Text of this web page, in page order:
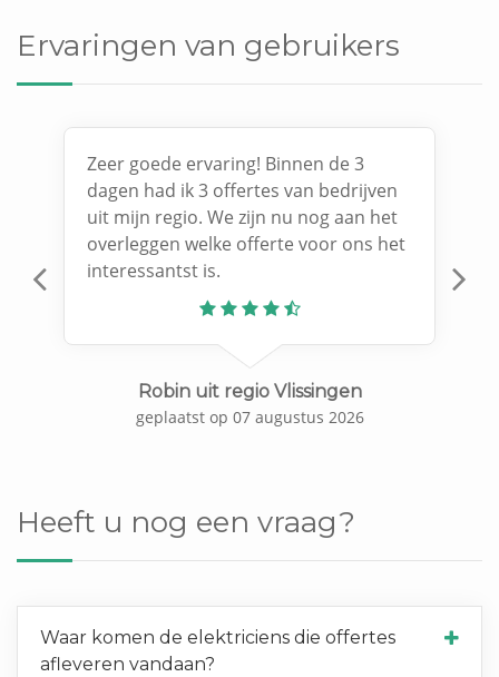
Ervaringen van gebruikers
Zeer goede ervaring! Binnen de 3
dagen had ik 3 offertes van bedrijven
uit mijn regio. We zijn nu nog aan het
overleggen welke offerte voor ons het
interessantst is.
Robin uit regio Vlissingen
geplaatst op 07 augustus 2026
Previous
Heeft u nog een vraag?
Waar komen de elektriciens die offertes
afleveren vandaan?